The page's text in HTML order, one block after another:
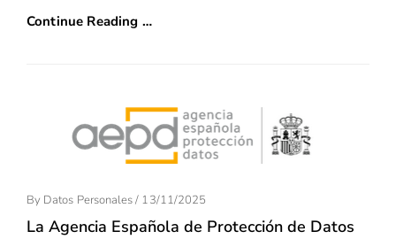
Continue Reading …
By Datos Personales/ Posted
On
13/11/2025
La Agencia Española de Protección de Datos